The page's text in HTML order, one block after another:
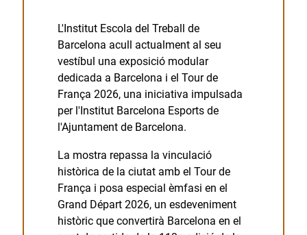
L'Institut Escola del Treball de
Barcelona acull actualment al seu
vestíbul una exposició modular
dedicada a Barcelona i el Tour de
França 2026, una iniciativa impulsada
per l'Institut Barcelona Esports de
l'Ajuntament de Barcelona.
La mostra repassa la vinculació
històrica de la ciutat amb el Tour de
França i posa especial èmfasi en el
Grand Départ 2026, un esdeveniment
històric que convertirà Barcelona en el